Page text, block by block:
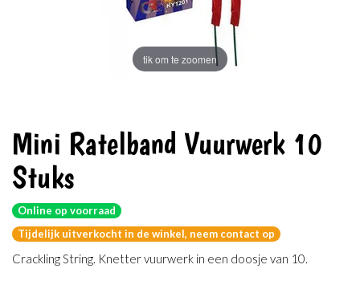
tik om te zoomen
Mini Ratelband Vuurwerk 10
Stuks
Online op voorraad
Tijdelijk uitverkocht in de winkel, neem contact op
Crackling String. Knetter vuurwerk in een doosje van 10.